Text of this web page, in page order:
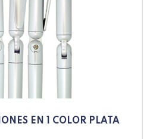
EN 1 COLOR PLATA